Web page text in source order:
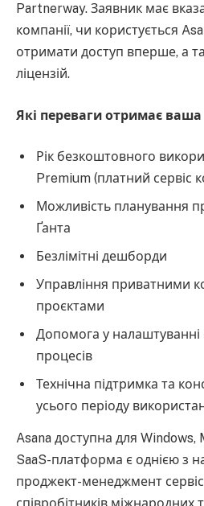
Partnerway. Заявник має
компанії, чи користується
отримати доступ вперше, а
ліцензій.
Які переваги отримає
Рік безкоштовного
Premium (платний сервіс
Можливість планування
Ґанта
Безлімітні дешборди
Управління приватними
проєктами
Допомога у налаштуванні
процесів
Технічна підтримка та
усього періоду
Asana доступна для Windows,
SaaS-платформа є однією з
проджект-менеджмент